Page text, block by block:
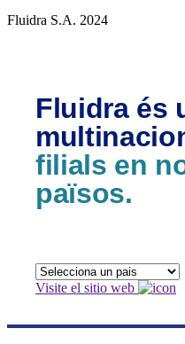
Fluidra S.A. 2024
Fluidra és
filials en
països.
Visite el sitio web